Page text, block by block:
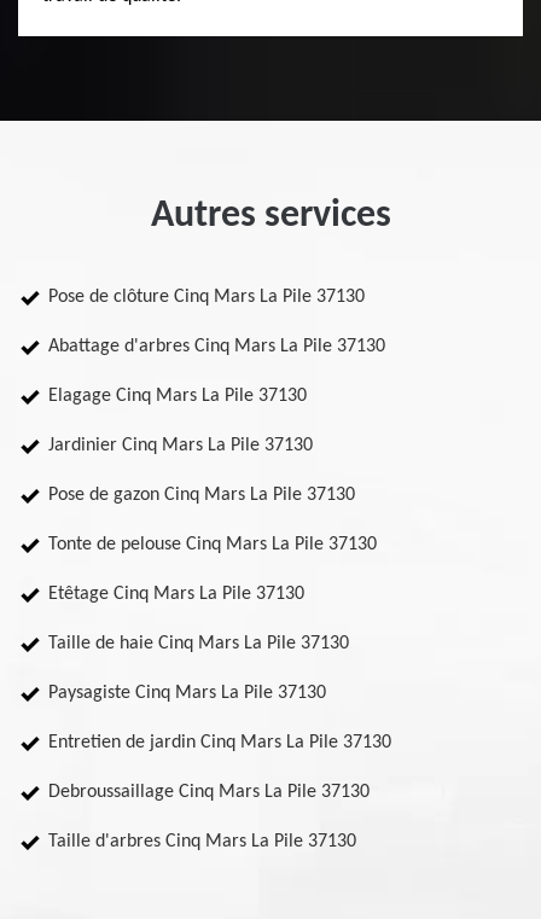
Autres services
Pose de clôture Cinq Mars La Pile 37130
Abattage d'arbres Cinq Mars La Pile 37130
Elagage Cinq Mars La Pile 37130
Jardinier Cinq Mars La Pile 37130
Pose de gazon Cinq Mars La Pile 37130
Tonte de pelouse Cinq Mars La Pile 37130
Etêtage Cinq Mars La Pile 37130
Taille de haie Cinq Mars La Pile 37130
Paysagiste Cinq Mars La Pile 37130
Entretien de jardin Cinq Mars La Pile 37130
Debroussaillage Cinq Mars La Pile 37130
Taille d'arbres Cinq Mars La Pile 37130